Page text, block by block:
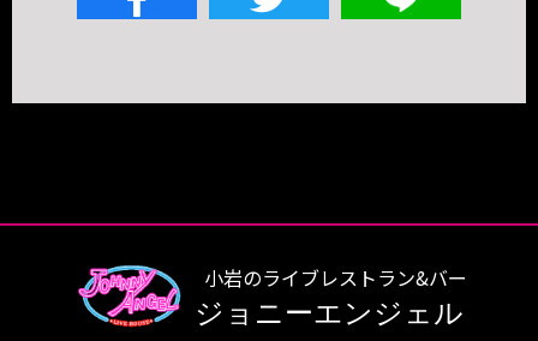
小岩のライブレストラン&バー
ジョニーエンジェル